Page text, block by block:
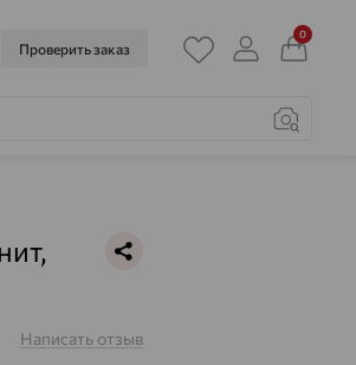
Проверить заказ
0
Написать отзыв